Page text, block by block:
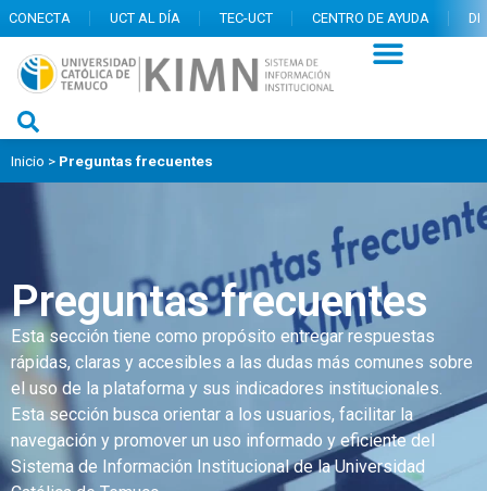
CONECTA UCT AL DÍA TEC-UCT CENTRO DE AYUDA
Inicio > Preguntas frecuentes
Preguntas frecuentes
Esta sección tiene como propósito entregar respuestas
rápidas, claras y accesibles a las dudas más comunes sobre
el uso de la plataforma y sus indicadores institucionales.
Esta sección busca orientar a los usuarios, facilitar la
navegación y promover un uso informado y eficiente del
Sistema de Información Institucional de la Universidad